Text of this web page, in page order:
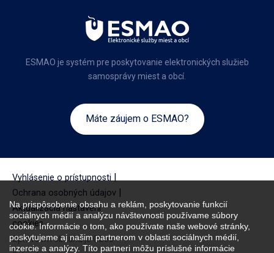
Na prispôsobenie obsahu a reklám, poskytovanie funkcií
sociálnych médií a analýzu návštevnosti používame súbory
cookie. Informácie o tom, ako používate naše webové stránky,
poskytujeme aj našim partnerom v oblasti sociálnych médií,
inzercie a analýzy. Títo partneri môžu príslušné informácie
ESMAO je systém pre poskytovanie elektronických služieb
samosprávy miest a obcí.
Máte záujem o ESMAO?
Vyhlásenie o prístupnosti |
Ochrana osobných údajov |
Aktualizácia nastavení
cookies
Správcom obsahu je Obec